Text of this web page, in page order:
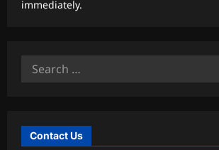
immediately.
Search
Contact Us